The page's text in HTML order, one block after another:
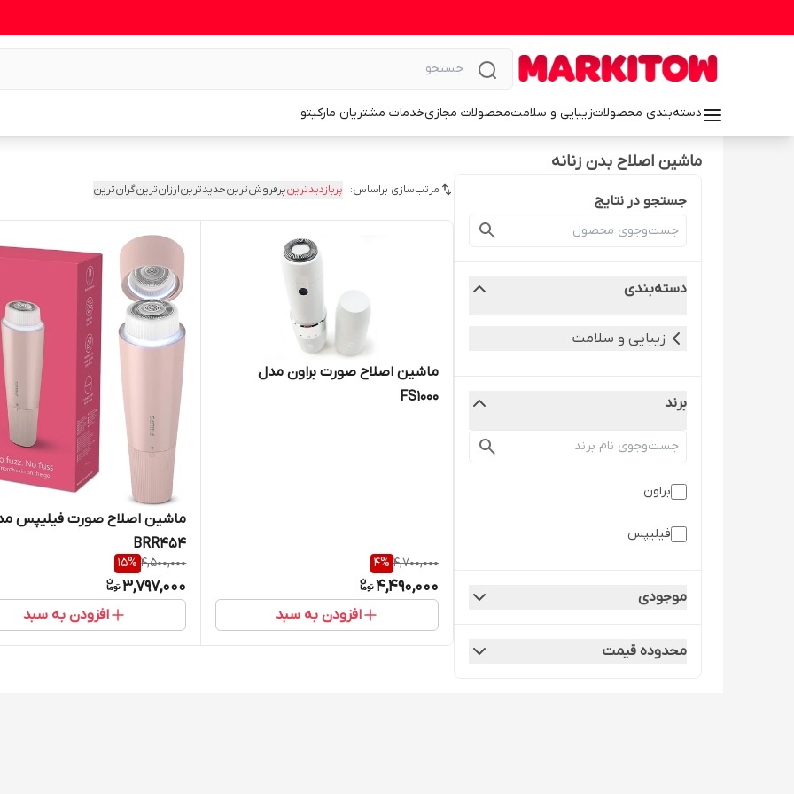
دسته‌بندی محصولاتزیبایی و سلامتمحصولات مجازیخدمات مشتریان مارکیتو
ماشین اصلاح بدن زنانه
جستجو در نتایج
دسته‌بندی
زیبایی و سلامت
برند
براون
فیلیپس
موجودی
محدوده قیمت
مرتب‌سازی براساس: پربازدیدترینپرفروش‌ترینجدیدترینارزان‌ترینگران‌ترین
ماشین اصلاح صورت براون مدل
FS1000
4,700,000
4%
4,490,000
افزودن به سبد
ماشین اصلاح صورت فیلیپس
BRR454
4,500,000
15%
3,797,000
افزودن به سبد